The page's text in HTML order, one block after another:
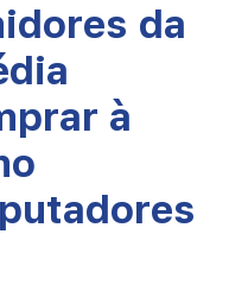
da
à